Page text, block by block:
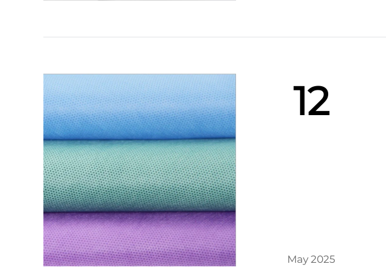
12
May 2025